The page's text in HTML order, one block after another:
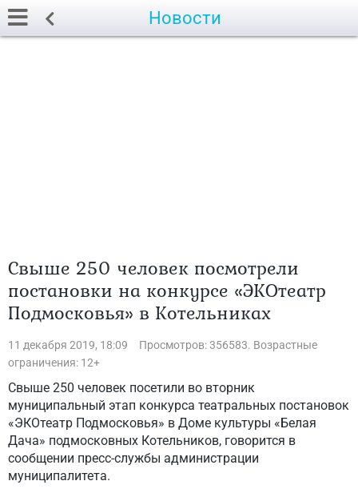
Новости
Свыше 250 человек посмотрели
постановки на конкурсе «ЭКОтеатр
Подмосковья» в Котельниках
11 декабря 2019, 18:09
Просмотров: 356583. Возрастные
ограничения: 12+
Свыше 250 человек посетили во вторник
муниципальный этап конкурса театральных постановок
«ЭКОтеатр Подмосковья» в Доме культуры «Белая
Дача» подмосковных Котельников, говорится в
сообщении пресс-службы администрации
муниципалитета.